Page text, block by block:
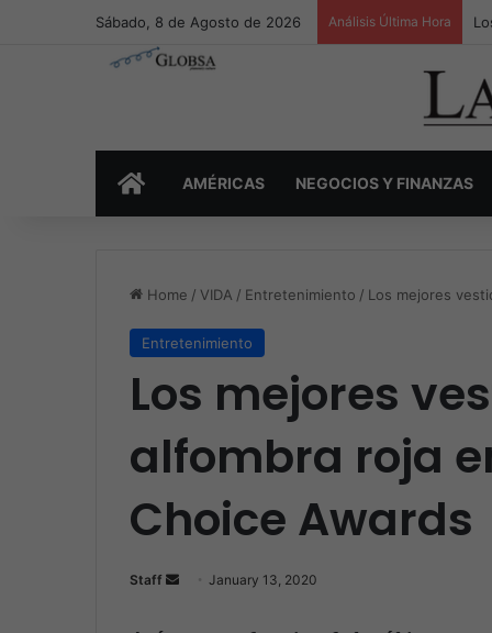
Sábado, 8 de Agosto de 2026 Análisis Última Hora
INICIOAMÉRICAS NEGOCIOS Y FINANZAS
Home / VIDA / Entretenimiento / Los mejores
Entretenimiento
Los mejores
alfombra roja
Choice Awards
Staff January 13, 2020